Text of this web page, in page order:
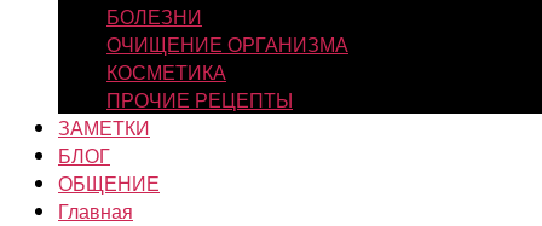
БОЛЕЗНИ
ОЧИЩЕНИЕ ОРГАНИЗМА
КОСМЕТИКА
ПРОЧИЕ РЕЦЕПТЫ
ЗАМЕТКИ
БЛОГ
ОБЩЕНИЕ
Главная